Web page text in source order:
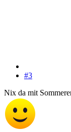
#3
Nix da mit